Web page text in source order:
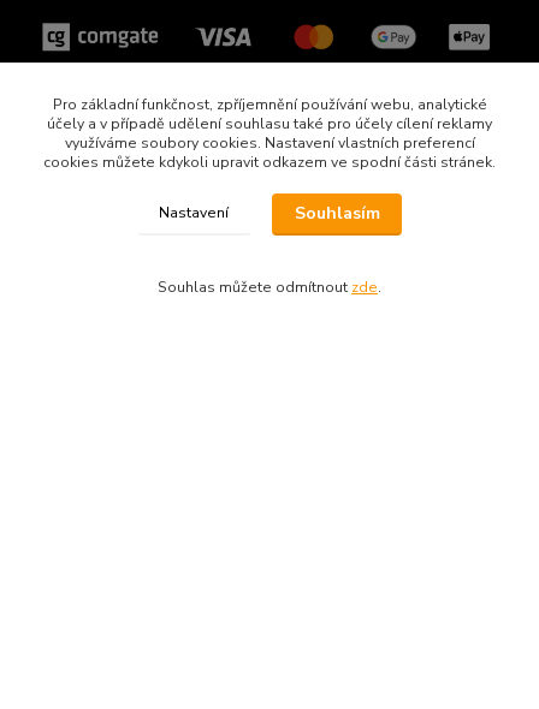
Kontakt
Pro základní funkčnost, zpříjemnění používání webu, analytické
účely a v případě udělení souhlasu také pro účely cílení reklamy
využíváme soubory cookies. Nastavení vlastních preferencí
cookies můžete kdykoli upravit odkazem ve spodní části stránek.
Nastavení Souhlasím
Souhlas můžete odmítnout zde.